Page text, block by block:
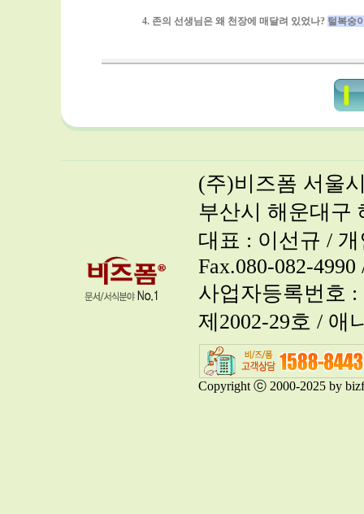
4. 존의 선생님은 왜 천장에 매달려 있었나? 털복숭
(주)비즈폼 서울
부산시 해운대구
대표 : 이선규 /
Fax.080-082-4990
사업자등록번호 :
제2002-29호 / 애
Copyright ⓒ 2000-2025 by